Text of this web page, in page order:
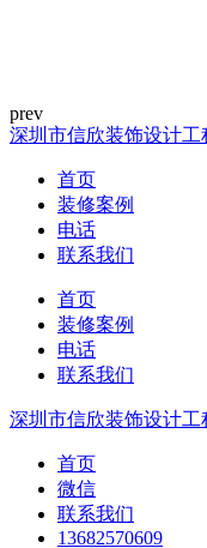
深圳市信欣装饰设计工
首页
装修案例
电话
联系我们
首页
装修案例
电话
联系我们
深圳市信欣装饰设计工
首页
微信
联系我们
13682570609